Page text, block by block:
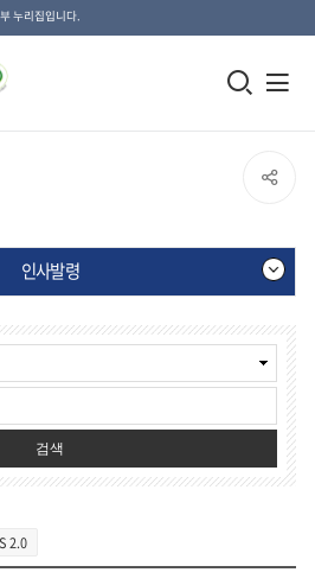
누리집입니다.
모
기
SNS
유
열
기
인사발령
검색
2.0